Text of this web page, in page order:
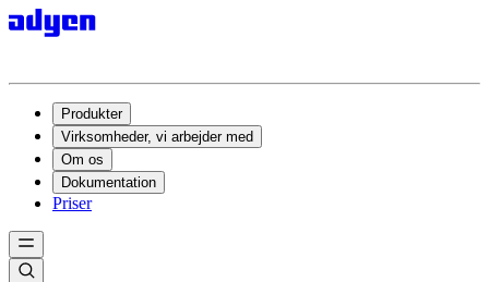
Produkter
Virksomheder, vi arbejder med
Om os
Dokumentation
Priser